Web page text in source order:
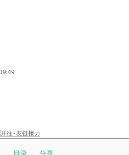
目录 分享
byHalo ©2026